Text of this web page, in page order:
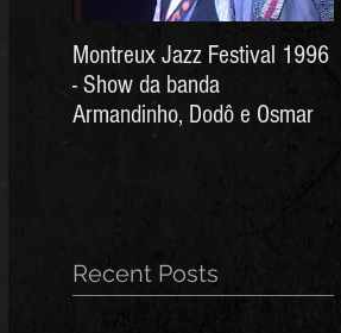
Montreux Jazz Festival 1996
- Show da banda
Armandinho, Dodô e Osmar
Recent Posts